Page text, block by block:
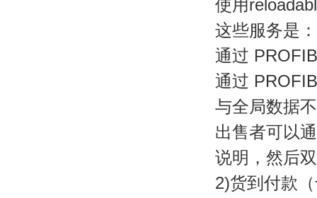
使用
这些服务是：
通过
通过
与全局数据
出售者可以
说明，然后
2)货到付款